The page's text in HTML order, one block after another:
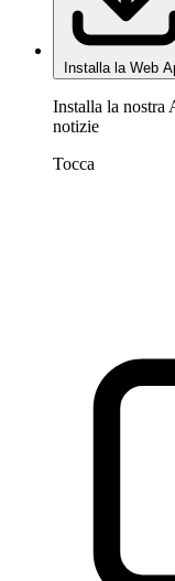
Installa la Web
Installa la nostra
notizie
Tocca